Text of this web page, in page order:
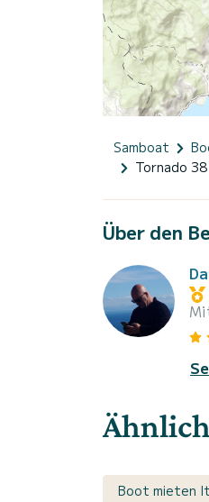
Samboat
Tornado
Über den
Boot mieten